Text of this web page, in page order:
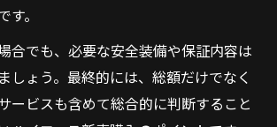
。
合でも、必要な安全装備や保証内容は
しょう。最終的には、総額だけでなく
ービスも含めて総合的に判断すること